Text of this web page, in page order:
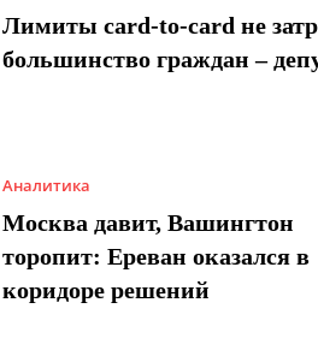
Лимиты card-to-card не
большинство граждан –
Аналитика
Москва давит, Вашингтон
торопит: Ереван оказался в
коридоре решений